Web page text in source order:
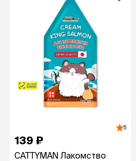
5
139 ₽
CATTYMAN Лакомство